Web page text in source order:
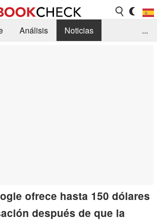
Análisis
Noticias
...
ofrece hasta 150 dólares
después de que la